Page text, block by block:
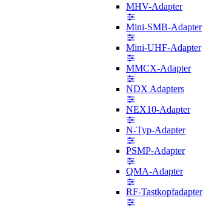
MHV-Adapter
Mini-SMB-Adapter
Mini-UHF-Adapter
MMCX-Adapter
NDX Adapters
NEX10-Adapter
N-Typ-Adapter
PSMP-Adapter
QMA-Adapter
RF-Tastkopfadapter